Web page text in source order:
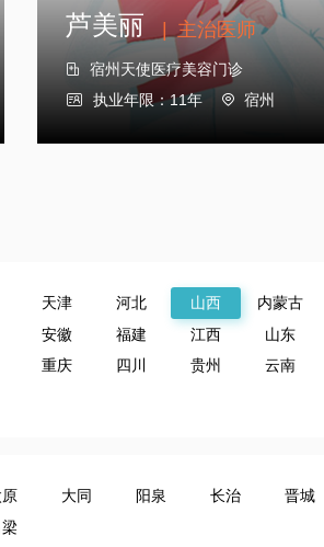
芦美丽 | 主治医师
 宿州天使医疗美容门诊
 执业年限：11年  宿州
擅长：面部年轻化 祛斑 祛痘
天津 河北 山西 内蒙古
安徽 福建 江西 山东
重庆 四川 贵州 云南
大同 阳泉 长治 晋城
梁